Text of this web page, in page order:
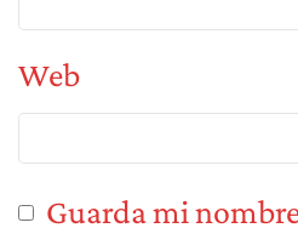
Web
Guarda mi